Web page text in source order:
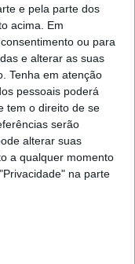
e pela parte dos
acima. Em
ou para
e alterar as suas
Tenha em atenção
pessoais poderá
tem o direito de se
serão
alterar suas
a qualquer momento
na parte
dos
TI – Tecnologias
a dar os primeiros
Aplicado,
e João Caldeira.
as fases que
da
de tecnologia
orientador, explica